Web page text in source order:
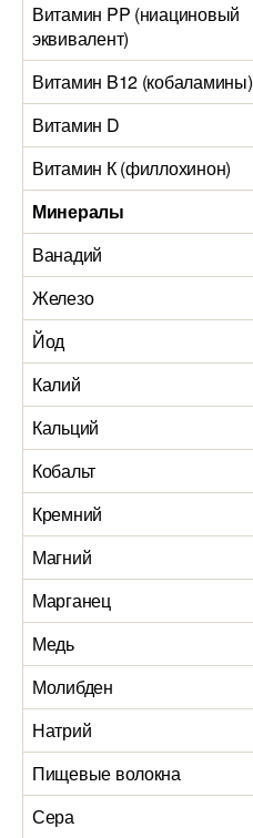
Витамин PP (ниациновый
эквивалент)
Витамин B12 (кобаламины)
Витамин D
Витамин К (филлохинон)
Минералы
Ванадий
Железо
Йод
Калий
Кальций
Кобальт
Кремний
Магний
Марганец
Медь
Молибден
Натрий
Пищевые волокна
Сера